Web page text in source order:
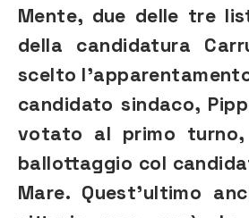
Mente, due delle tre
della candidatura
scelto
candidato sindaco,
votato al primo
ballottaggio col
Mare. Quest’ultimo